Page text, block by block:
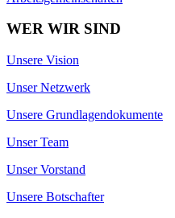
WER WIR SIND
Unsere Vision
Unser Netzwerk
Unsere Grundlagendokumente
Unser Team
Unser Vorstand
Unsere Botschafter